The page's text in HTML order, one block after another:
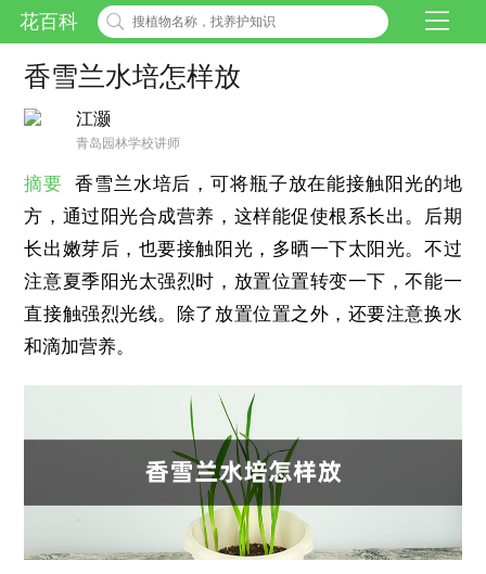
花百科
香雪兰水培怎样放
江灏
青岛园林学校讲师
摘要
香雪兰水培后，可将瓶子放在能接触阳光的地
方，通过阳光合成营养，这样能促使根系长出。后期
长出嫩芽后，也要接触阳光，多晒一下太阳光。不过
注意夏季阳光太强烈时，放置位置转变一下，不能一
直接触强烈光线。除了放置位置之外，还要注意换水
和滴加营养。